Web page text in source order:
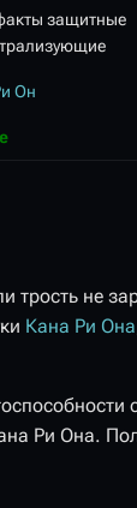
защитные
Он
трость не
Кана Ри Она
Ри Она.